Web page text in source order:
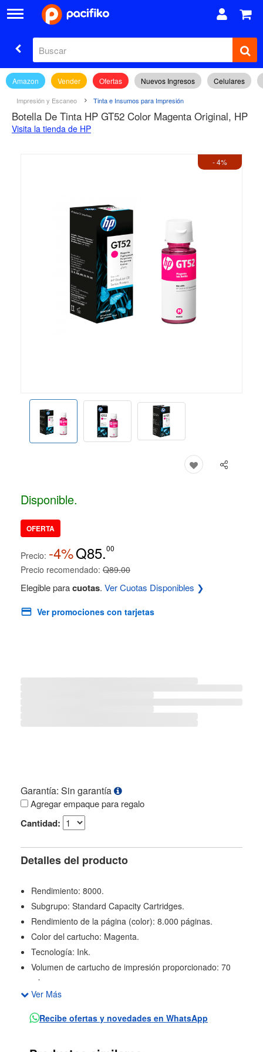
Amazon Vender Ofertas Nuevos Ingresos Celulares
Impresión y Escaneo Tinta e Insumos para Impresión
Botella De Tinta HP GT52 Color Magenta Original, HP
Visita la tienda de HP
- 4%
Disponible.
OFERTA
Precio: -4%Q85.00
Precio recomendado: Q89.00
Elegible paracuotas. Ver Cuotas Disponibles ❯
Ver promociones con tarjetas
Garantía: Sin garantía
Agregar empaque para regalo
Cantidad:
Detalles del producto
Rendimiento: 8000.
Subgrupo: Standard Capacity Cartridges.
Rendimiento de la página (color): 8.000 páginas.
Color del cartucho: Magenta.
Tecnología: Ink.
Volumen de cartucho de impresión proporcionado: 70
ml.
Color(es) de consumibles de impresión: Magenta.
Tipos de tinta: Basada en colorantes.
Ver Más
Recibe ofertas y novedades en WhatsApp